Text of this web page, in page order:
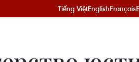
Tiếng ViệtEnglishFrançais